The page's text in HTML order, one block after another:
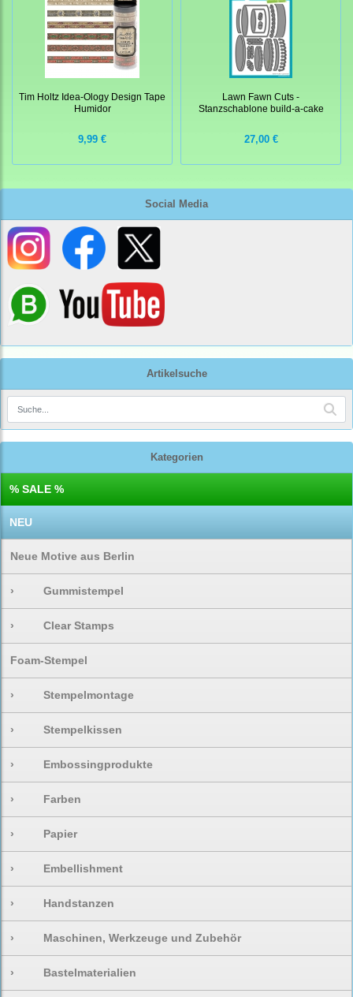
Social Media
Artikelsuche
Kategorien
% SALE %
NEU
Neue Motive aus Berlin
› Gummistempel
› Clear Stamps
Foam-Stempel
› Stempelmontage
› Stempelkissen
› Embossingprodukte
› Farben
› Papier
› Embellishment
› Handstanzen
› Maschinen, Werkzeuge und Zubehör
› Bastelmaterialien
Tim Holtz Idea-Ology Design Tape
Humidor
9,99 €
Lawn Fawn Cuts -
Stanzschablone build-a-cake
27,00 €